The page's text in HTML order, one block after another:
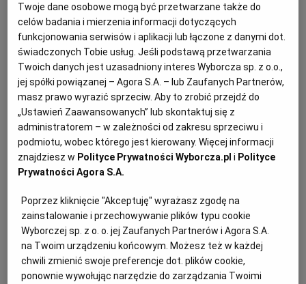
niektórych oświadczeń lub dokumentów
potwierdzających, że nie podlegają wykluczeniu,
spełniają warunki udziału w postępowaniu lub
kryteria selekcji, a jeżeli zachodzą uzasadnione
podstawy do uznania, że złożone uprzednio
oświadczenia lub dokumenty nie są już aktualne,
do złożenia aktualnych oświadczeń lub
dokumentów.
Twoje dane osobowe mogą być przetwarzane także do
celów badania i mierzenia informacji dotyczących
funkcjonowania serwisów i aplikacji lub łączone z danymi dot.
świadczonych Tobie usług. Jeśli podstawą przetwarzania
Twoich danych jest uzasadniony interes Wyborcza sp. z o.o.,
jej spółki powiązanej – Agora S.A. – lub Zaufanych Partnerów,
masz prawo wyrazić sprzeciw. Aby to zrobić przejdź do
„Ustawień Zaawansowanych” lub skontaktuj się z
administratorem – w zależności od zakresu sprzeciwu i
podmiotu, wobec którego jest kierowany. Więcej informacji
znajdziesz w Polityce Prywatności Wyborcza.pl i Polityce
Prywatności Agora S.A.
Poprzez kliknięcie "Akceptuję" wyrażasz zgodę na
zainstalowanie i przechowywanie plików typu cookie
Wyborczej sp. z o. o. jej Zaufanych Partnerów i Agora S.A.
na Twoim urządzeniu końcowym. Możesz też w każdej
chwili zmienić swoje preferencje dot. plików cookie,
ponownie wywołując narzędzie do zarządzania Twoimi